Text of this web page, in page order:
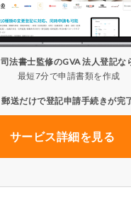
司法書士監修のGVA 法人登記な
最短7分で申請書類を作成
郵送だけで登記申請手続きが完
サービス詳細を見る